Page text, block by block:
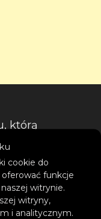
cookie do
oferować funkcje
witrynie.
witryny,
i analitycznym.
którą
jej
Przełomowy
Spotify
Piosenka
w kilku